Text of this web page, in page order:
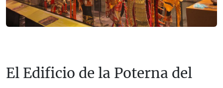
El Edificio de la Poterna del